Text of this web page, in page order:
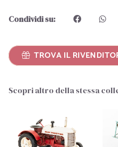
Condividi su:
TROVA IL
Scopri altro della stessa